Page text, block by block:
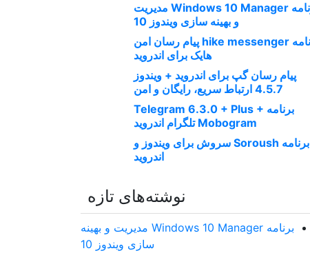
برنامه Windows 10 Manager مدیریت
و بهینه سازی ویندوز 10
برنامه hike messenger پیام‌ رسان‌ امن
هایک برای اندروید
پیام رسان گپ برای اندروید + ویندوز
4.5.7 ارتباط سریع، رایگان و امن
برنامه Telegram 6.3.0 + Plus +
Mobogram تلگرام اندروید
برنامه Soroush سروش برای ویندوز و
اندروید
نوشته‌های تازه
برنامه Windows 10 Manager مدیریت و بهینه
سازی ویندوز 10